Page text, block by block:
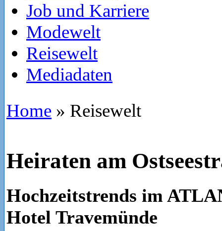
Job und Karriere
Modewelt
Reisewelt
Mediadaten
Home » Reisewelt
Heiraten am
Hochzeitstrends im
Hotel Travemünde